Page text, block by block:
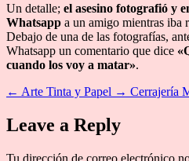
Un detalle; el asesino fotografió y
Whatsapp a un amigo mientras iba
Debajo de una de las fotografías,
Whatsapp un comentario que dice
cuando los voy a matar».
← Arte Tinta y Papel → Cerrajería
Leave a Reply
Tu dirección de correo electrónico